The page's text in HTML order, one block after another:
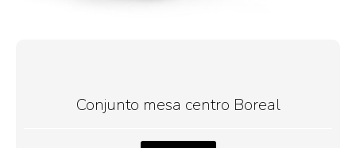
Conjunto mesa centro Boreal